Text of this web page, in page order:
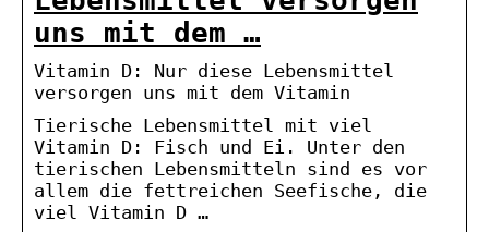
uns mit dem …
Vitamin D: Nur diese Lebensmittel
versorgen uns mit dem Vitamin
Tierische Lebensmittel mit viel
Vitamin D: Fisch und Ei. Unter den
tierischen Lebensmitteln sind es vor
allem die fettreichen Seefische, die
viel Vitamin D …